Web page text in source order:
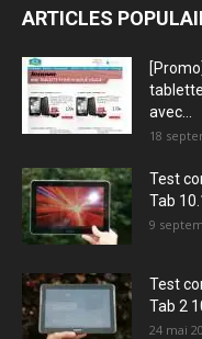
ARTICLES
avec...
18
Test
Tab
9
Test
Tab 2
24 mai